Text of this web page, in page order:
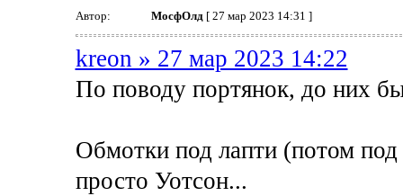
Автор: МосфОлд[ 27 мар 2023 14:31 ]
kreon » 27 мар 2023 14:22
По поводу портянок, до них
Обмотки под лапти (потом под
просто Уотсон...